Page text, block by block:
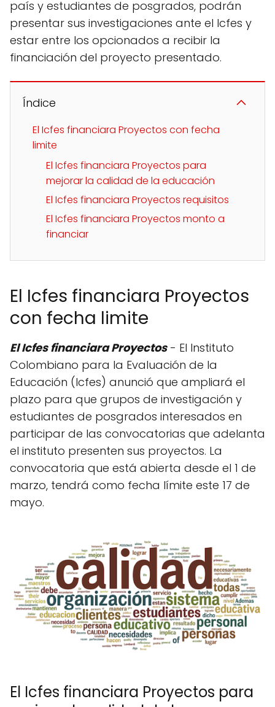
país y estudiantes de posgrados, podrán
presentar sus investigaciones ante el Icfes y
estar entre los opcionados a recibir la
financiación del proyecto presentado.
Índice
El Icfes financiara Proyectos con fecha
limite
El Icfes financiara Proyectos para
mejorar la calidad de la educación
El Icfes financiara Proyectos requisitos
El Icfes financiara Proyectos monto a
financiar
El Icfes financiara Proyectos
con fecha limite
El Icfes financiara Proyectos- El Instituto
Colombiano para la Evaluación de la
Educación (Icfes) anunció que ampliará el
plazo para que grupos de investigación y
estudiantes de posgrados interesados en
participar de las convocatorias que adelanta
el instituto presenten sus proyectos. La
convocatoria que está abierta desde el 1 de
marzo, tendrá como fecha límite este 17 de
mayo.
El Icfes financiara Proyectos para